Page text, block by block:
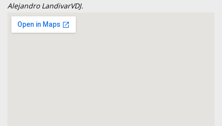
Alejandro LandivarVDJ.